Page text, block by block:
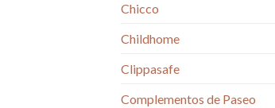
Chicco
Childhome
Clippasafe
Complementos de Paseo